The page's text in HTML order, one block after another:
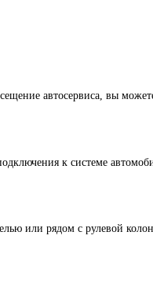
автосервиса, вы
к системе
или рядом с рулевой